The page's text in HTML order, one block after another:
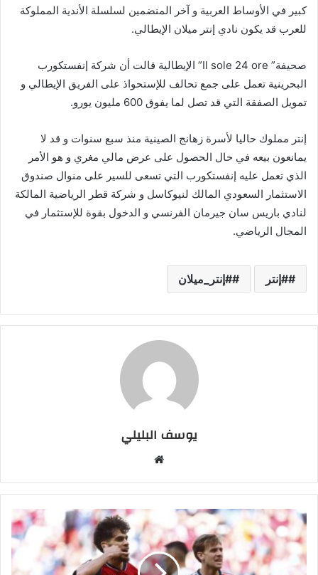
كبير في الأوساط العربية و آخر المنضمين لسلسلة الأندية المملوكة
للعرب قد يكون نادي إنتر ميلان الإيطالي.
صحيفة” Il sole 24 ore” الإيطالية قالت أن شركة إنفستكورب
البحرينية تعمل على جمع تحالف للإستحواذ على الفريق الإيطالي و
تمويل الصفقة التي قد تصل لما يفوق 600 مليون يورو.
إنتر مملوك حاليا لأسرة زهانج الصينية منذ سبع سنوات و قد لا
يمانعون بيعه في حال الحصول على عرض مالي مغري و هو الأمر
الذي تعمل عليه إنفستكورب التي تسعى للسير على منوال صندوق
الاستثمار السعودي المالك لنيوكاسل و شركة قطر الرياضية المالكة
لنادي باريس سان جيرمان الفرنسي و الدخول بقوة للإستثمار في
المجال الرياضي.
#إنتر #إنتر_ميلان
يوسف البليلي